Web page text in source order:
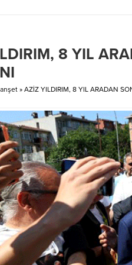
ettiklerini dile8 YIL
» AZİZ YILDIRIM, 8 YIL ARADAN